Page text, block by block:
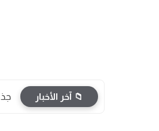
📁 آخر الأخبار